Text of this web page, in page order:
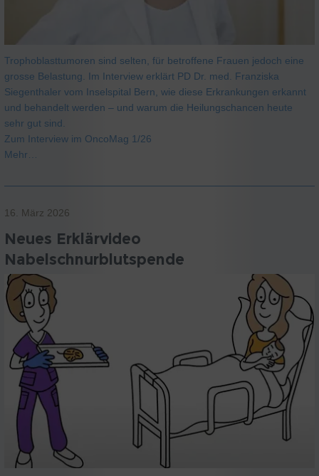
Trophoblasttumoren sind selten, für betroffene Frauen jedoch eine
grosse Belastung. Im Interview erklärt PD Dr. med. Franziska
Siegenthaler vom Inselspital Bern, wie diese Erkrankungen erkannt
und behandelt werden – und warum die Heilungschancen heute
sehr gut sind.
Zum Interview im OncoMag 1/26
Mehr…
16. März 2026
Neues Erklärvideo
Nabelschnurblutspende